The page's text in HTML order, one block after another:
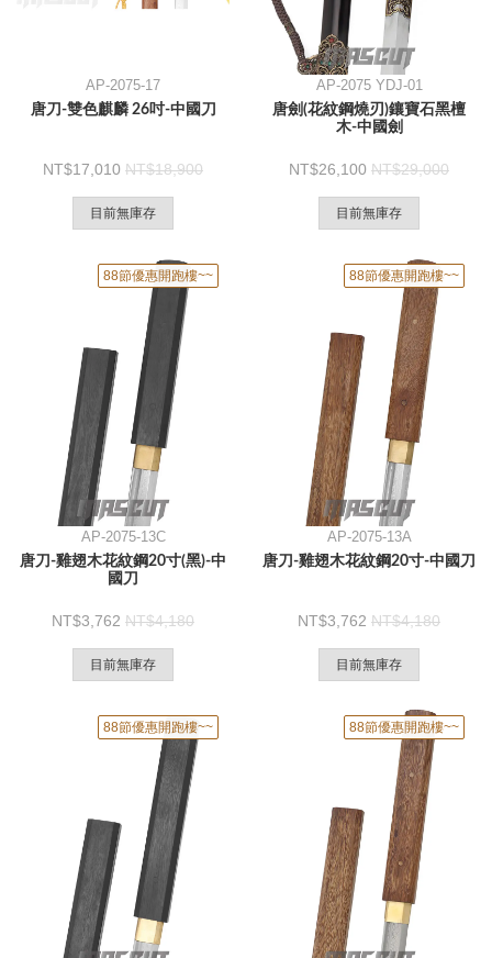
AP-2075-17
唐刀-雙色麒麟 26吋-中國刀
17,010 18,900
目前無庫存
AP-2075 YDJ-01
唐劍(花紋鋼燒刃)鑲寶石黑檀
木-中國劍
26,100 29,000
目前無庫存
88節優惠開跑樓~~
AP-2075-13C
唐刀-雞翅木花紋鋼20寸(黑)-中
國刀
3,762 4,180
目前無庫存
88節優惠開跑樓~~
AP-2075-13A
唐刀-雞翅木花紋鋼20寸-中國刀
3,762 4,180
目前無庫存
88節優惠開跑樓~~ 88節優惠開跑樓~~